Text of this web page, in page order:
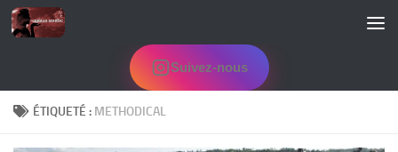
Skip to content
Suivez-nous
ÉTIQUETÉ : METHODICAL